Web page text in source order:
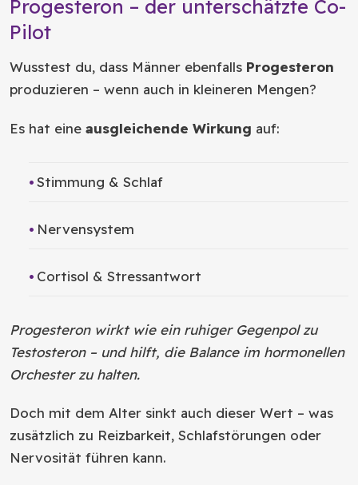
Progesteron – der unterschätzte Co-
Pilot
Wusstest du, dass Männer ebenfalls Progesteron
produzieren – wenn auch in kleineren Mengen?
Es hat eine ausgleichende Wirkung auf:
Stimmung & Schlaf
Nervensystem
Cortisol & Stressantwort
Progesteron wirkt wie ein ruhiger Gegenpol zu
Testosteron – und hilft, die Balance im hormonellen
Orchester zu halten.
Doch mit dem Alter sinkt auch dieser Wert – was
zusätzlich zu Reizbarkeit, Schlafstörungen oder
Nervosität führen kann.